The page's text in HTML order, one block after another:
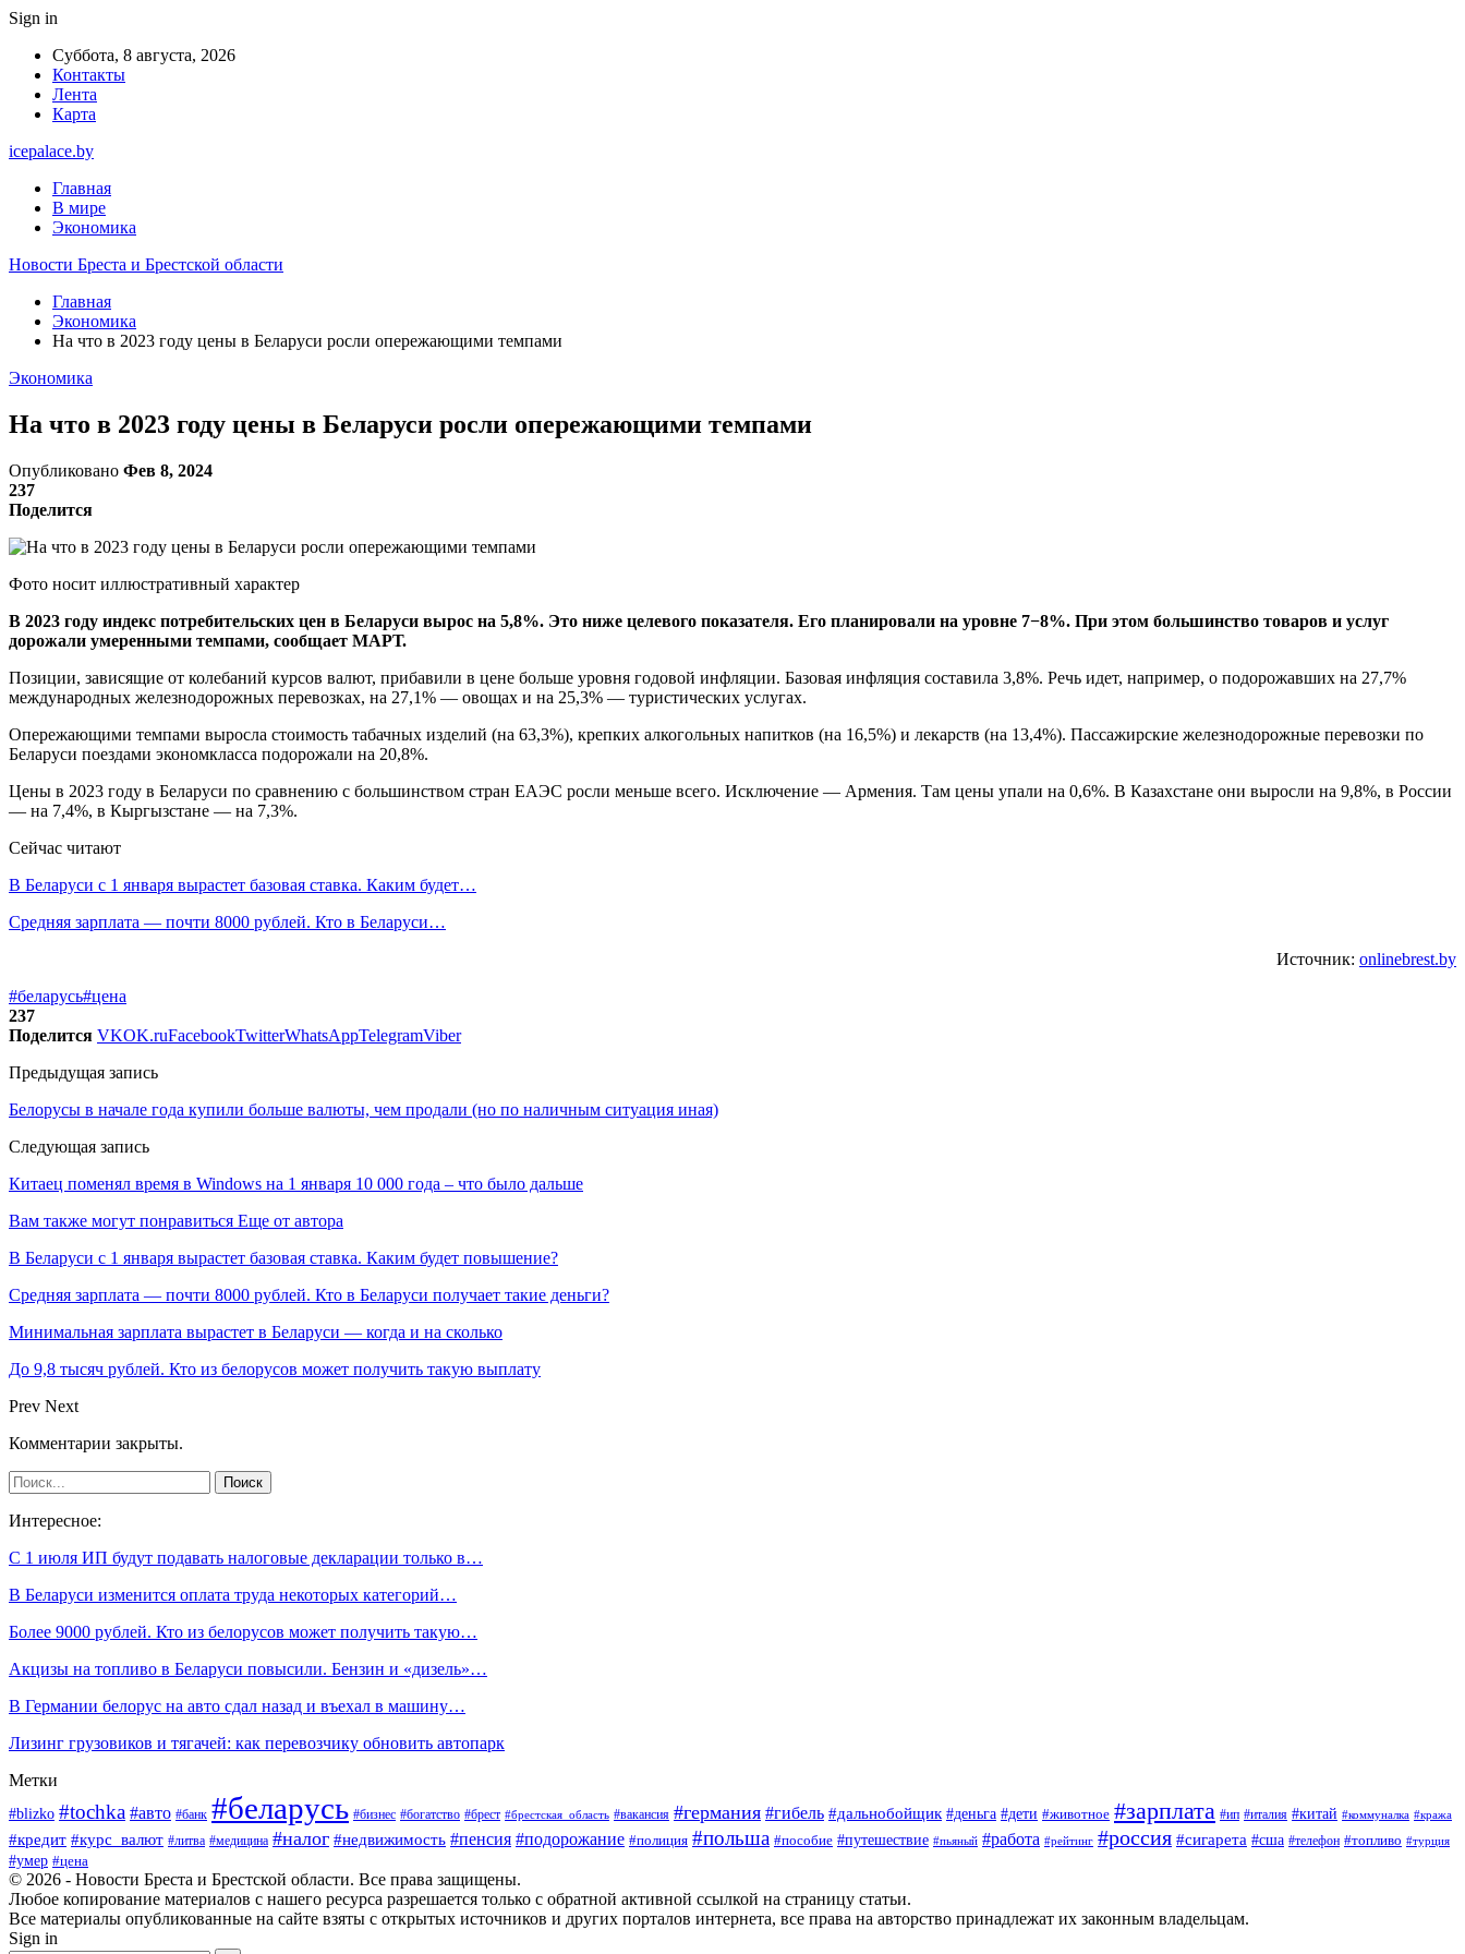
Sign in
Суббота, 8 августа, 2026
Контакты
Лента
Карта
icepalace.by
Главная
В мире
Экономика
Новости Бреста и Брестской области
Главная
Экономика
На что в 2023 году цены в Беларуси росли опережающими темпами
Экономика
На что в 2023 году цены в Беларуси росли опережающими темпами
Опубликовано Фев 8, 2024
237
Поделится
Фото носит иллюстративный характер
В 2023 году индекс потребительских цен в Беларуси вырос на 5,8%. Это ниже целевого показателя. Его планировали на уровне 7−8%. При этом большинство товаров и услуг
дорожали умеренными темпами, сообщает МАРТ.
Позиции, зависящие от колебаний курсов валют, прибавили в цене больше уровня годовой инфляции. Базовая инфляция составила 3,8%. Речь идет, например, о подорожавших на 27,7%
международных железнодорожных перевозках, на 27,1% — овощах и на 25,3% — туристических услугах.
Опережающими темпами выросла стоимость табачных изделий (на 63,3%), крепких алкогольных напитков (на 16,5%) и лекарств (на 13,4%). Пассажирские железнодорожные перевозки по
Беларуси поездами экономкласса подорожали на 20,8%.
Цены в 2023 году в Беларуси по сравнению с большинством стран ЕАЭС росли меньше всего. Исключение — Армения. Там цены упали на 0,6%. В Казахстане они выросли на 9,8%, в России
— на 7,4%, в Кыргызстане — на 7,3%.
Сейчас читают
В Беларуси с 1 января вырастет базовая ставка. Каким будет…
Средняя зарплата — почти 8000 рублей. Кто в Беларуси…
Источник: onlinebrest.by
#беларусь#цена
237
Поделится VKOK.ruFacebookTwitterWhatsAppTelegramViber
Предыдущая запись
Белорусы в начале года купили больше валюты, чем продали (но по наличным ситуация иная)
Следующая запись
Китаец поменял время в Windows на 1 января 10 000 года – что было дальше
Вам также могут понравиться Еще от автора
В Беларуси с 1 января вырастет базовая ставка. Каким будет повышение?
Средняя зарплата — почти 8000 рублей. Кто в Беларуси получает такие деньги?
Минимальная зарплата вырастет в Беларуси — когда и на сколько
До 9,8 тысяч рублей. Кто из белорусов может получить такую выплату
Prev Next
Комментарии закрыты.
Интересное:
С 1 июля ИП будут подавать налоговые декларации только в…
В Беларуси изменится оплата труда некоторых категорий…
Более 9000 рублей. Кто из белорусов может получить такую…
Акцизы на топливо в Беларуси повысили. Бензин и «дизель»…
В Германии белорус на авто сдал назад и въехал в машину…
Лизинг грузовиков и тягачей: как перевозчику обновить автопарк
Метки
#blizko #tochka #авто #банк #беларусь #бизнес #богатство #брест #брестская_область #вакансия #германия #гибель #дальнобойщик #деньга #дети #животное #зарплата #ип #италия #китай #коммуналка #кража
#кредит #курс_валют #литва #медицина #налог #недвижимость #пенсия #подорожание #полиция #польша #пособие #путешествие #пьяный #работа #рейтинг #россия #сигарета #сша #телефон #топливо #турция
#умер #цена
© 2026 - Новости Бреста и Брестской области. Все права защищены.
Любое копирование материалов с нашего ресурса разрешается только с обратной активной ссылкой на страницу статьи.
Все материалы опубликованные на сайте взяты с открытых источников и других порталов интернета, все права на авторство принадлежат их законным владельцам.
Sign in